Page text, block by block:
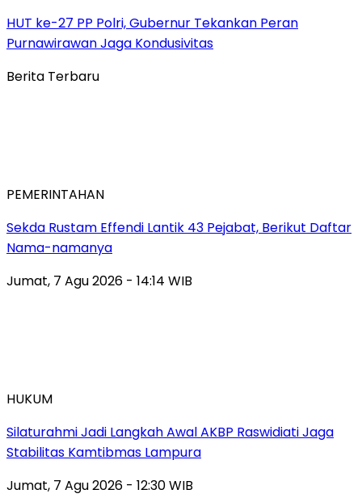
HUT ke-27 PP Polri, Gubernur Tekankan Peran
Purnawirawan Jaga Kondusivitas
Berita Terbaru
PEMERINTAHAN
Sekda Rustam Effendi Lantik 43 Pejabat, Berikut Daftar
Nama-namanya
Jumat, 7 Agu 2026 - 14:14 WIB
HUKUM
Silaturahmi Jadi Langkah Awal AKBP Raswidiati Jaga
Stabilitas Kamtibmas Lampura
Jumat, 7 Agu 2026 - 12:30 WIB